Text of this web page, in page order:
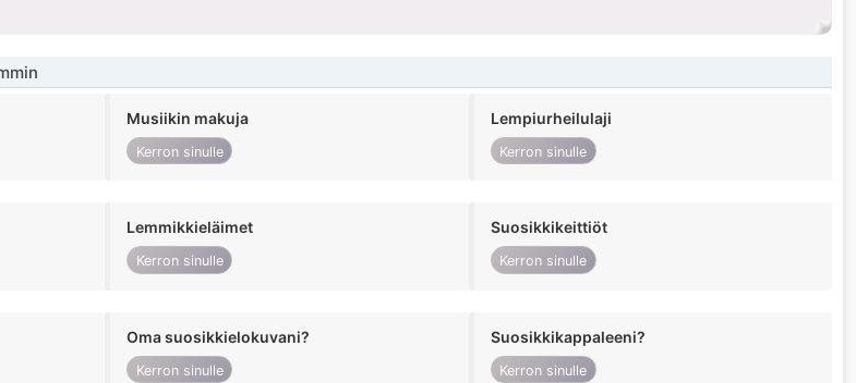
Musiikin makuja
Kerron sinulle
Lempiurheilulaji
Kerron sinulle
Lemmikkieläimet
Kerron sinulle
Suosikkikeittiöt
Kerron sinulle
Oma suosikkielokuvani?
Kerron sinulle
Suosikkikappaleeni?
Kerron sinulle